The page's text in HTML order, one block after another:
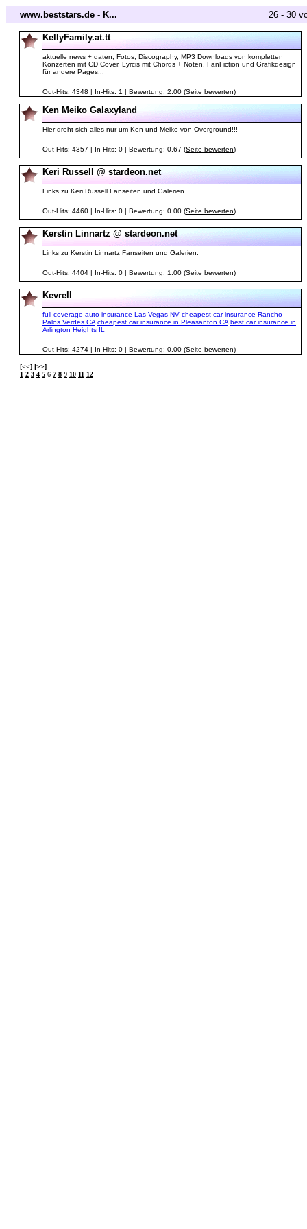
www.beststars.de - K... 26 - 30
KellyFamily.at.tt
aktuelle news + daten, Fotos, Discography, MP3 Downloads von kompletten
Konzerten mit CD Cover, Lyrcis mit Chords + Noten, FanFiction und Grafikdesign
für andere Pages...
Out-Hits: 4348 | In-Hits: 1 | Bewertung: 2.00 (Seite bewerten)
Ken Meiko Galaxyland
Hier dreht sich alles nur um Ken und Meiko von Overground!!!
Out-Hits: 4357 | In-Hits: 0 | Bewertung: 0.67 (Seite bewerten)
Keri Russell @ stardeon.net
Links zu Keri Russell Fanseiten und Galerien.
Out-Hits: 4460 | In-Hits: 0 | Bewertung: 0.00 (Seite bewerten)
Kerstin Linnartz @ stardeon.net
Links zu Kerstin Linnartz Fanseiten und Galerien.
Out-Hits: 4404 | In-Hits: 0 | Bewertung: 1.00 (Seite bewerten)
Kevrell
full coverage auto insurance Las Vegas NV cheapest car insurance Rancho
Palos Verdes CA cheapest car insurance in Pleasanton CA best car insurance in
Arlington Heights IL
Out-Hits: 4274 | In-Hits: 0 | Bewertung: 0.00 (Seite bewerten)
[<<] [>>]
1 2 3 4 5 6 7 8 9 10 11 12